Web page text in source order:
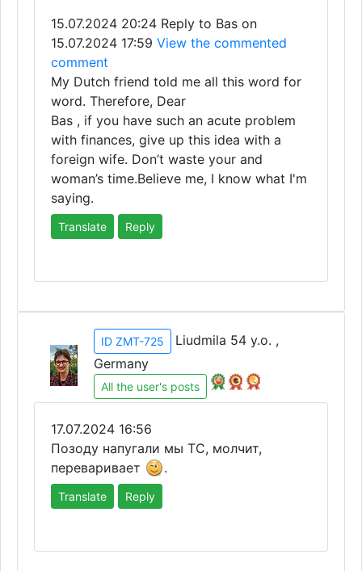
15.07.2024 20:24 Reply to Bas on
15.07.2024 17:59 View the commented
comment
My Dutch friend told me all this word for
word. Therefore, Dear
Bas , if you have such an acute problem
with finances, give up this idea with a
foreign wife. Don’t waste your and
woman’s time.Believe me, I know what I'm
saying.
Translate Reply
ID ZMT-725
Liudmila 54 y.o. ,
Germany
All the user's posts
17.07.2024 16:56
Позоду напугали мы ТС, молчит,
переваривает
.
Translate Reply